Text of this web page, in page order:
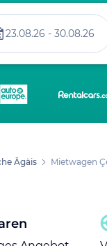
23.08.26 - 30.08.26
Ägäis Mietwagen